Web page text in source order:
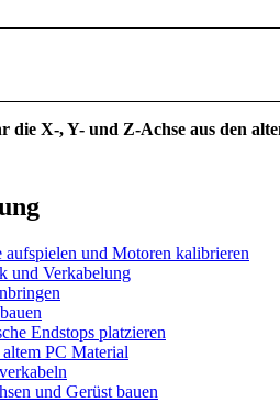
die X-, Y- und Z-Achse aus den
und Motoren kalibrieren
und Verkabelung
Endstops platzieren
PC Material
und Gerüst bauen